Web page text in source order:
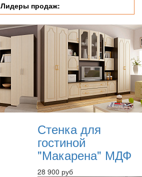
Лидеры продаж:
Стенка для
гостиной
"Макарена" МДФ
28 900 руб